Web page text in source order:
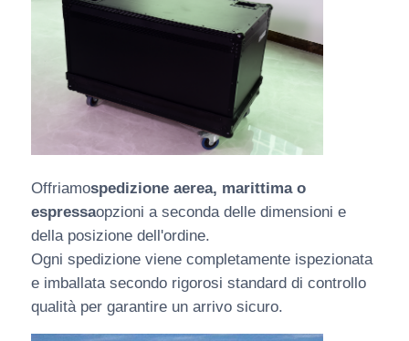
Offriamospedizione aerea, marittima o
espressaopzioni a seconda delle dimensioni e
della posizione dell'ordine.
Ogni spedizione viene completamente ispezionata
e imballata secondo rigorosi standard di controllo
qualità per garantire un arrivo sicuro.